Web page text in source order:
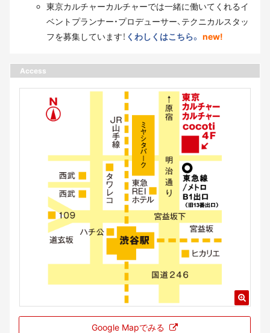
東京カルチャーカルチャーでは一緒に働いてくれるイ
ベントプランナー・プロデューサー、テクニカルスタッ
フを募集しています！ くわしくはこちら。 new!
Access
Google Mapでみる